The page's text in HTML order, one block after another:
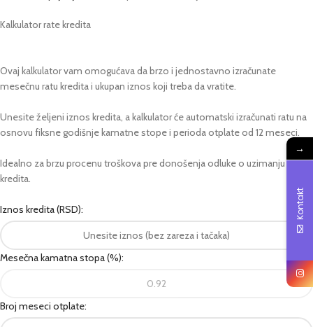
Kalkulator rate kredita
Ovaj kalkulator vam omogućava da brzo i jednostavno izračunate
mesečnu ratu kredita i ukupan iznos koji treba da vratite.
Unesite željeni iznos kredita, a kalkulator će automatski izračunati ratu na
osnovu fiksne godišnje kamatne stope i perioda otplate od 12 meseci.
Idealno za brzu procenu troškova pre donošenja odluke o uzimanju
kredita.
Iznos kredita (RSD):
Mesečna kamatna stopa (%):
Broj meseci otplate:
→
Kontakt